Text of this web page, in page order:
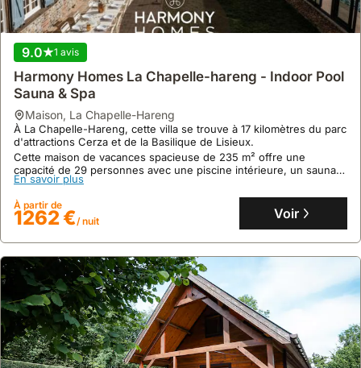
9.9 54 avis
Le Chalet Dieppois
châlet, Dieppe
À 2.5 km du centre-ville de Dieppe, cette villa offre un accès facile
à la plage, aux falaises et au casino, avec la gare SNCF et le
terminal de ferry pour l'Angleterre à proximité.
Ce chalet familial, acceptant les animaux, dispose d'un jardin clos
de 400 m² et peut accueillir jusqu'à 4 personnes, incluant des
En savoir plus
À partir de
106 €/ nuit Voir
9.0 1 avis
Harmony Homes La Chapelle-hareng - Indoor Pool
Sauna & Spa
maison, La Chapelle-Hareng
À La Chapelle-Hareng, cette villa se trouve à 17 kilomètres du parc
d'attractions Cerza et de la Basilique de Lisieux.
Cette maison de vacances spacieuse de 235 m² offre une
capacité de 29 personnes avec une piscine intérieure, un sauna
et un jacuzzi pour un séjour relaxant.
En savoir plus
À partir de
1262 €/ nuit Voir